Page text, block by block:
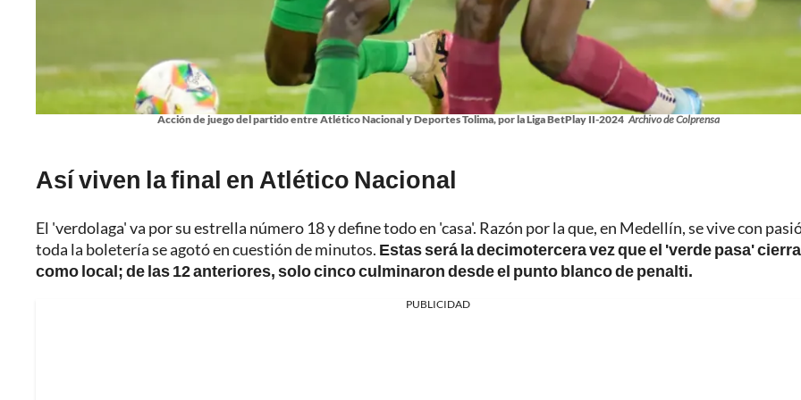
Acción de juego del partido entre Atlético Nacional y Deportes Tolima, por la Liga BetPlay II-2024 Archivo de Colprensa
Así viven la final en Atlético Nacional
El 'verdolaga' va por su estrella número 18 y define todo en 'casa'. Razón por la que, en Medellín, se vive con
toda la boletería se agotó en cuestión de minutos. Estas será la decimotercera vez que el 'verde pasa' cierra
como local; de las 12 anteriores, solo cinco culminaron desde el punto blanco de penalti.
PUBLICIDAD